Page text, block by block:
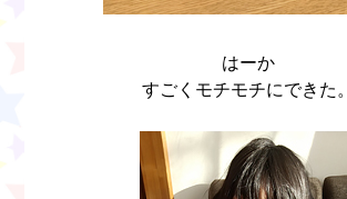
はーか
すごくモチモチにできた。